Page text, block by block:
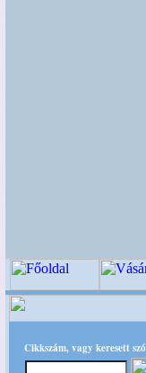
Cikkszám, vagy keresett szó